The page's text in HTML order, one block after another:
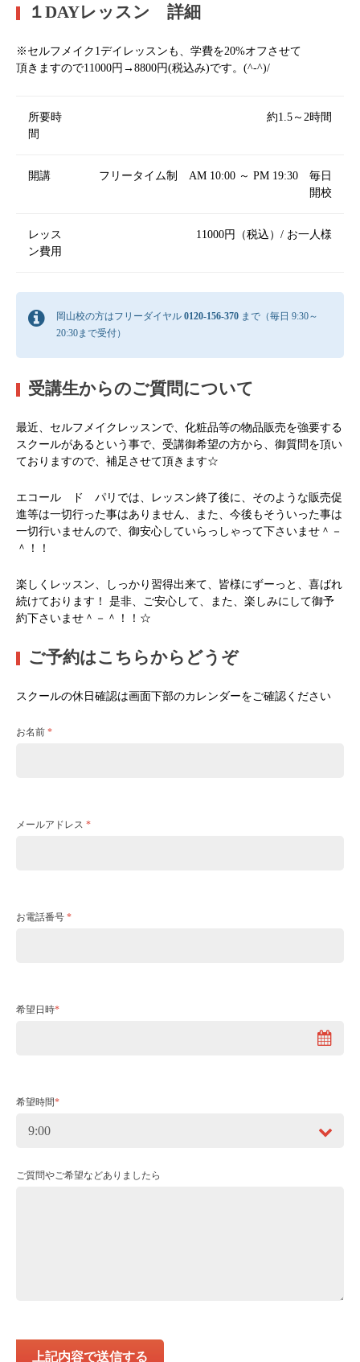
１DAYレッスン 詳細
※セルフメイク1デイレッスンも、学費を20%オフさせて
頂きますので11000円→8800円(税込み)です。(^-^)/
所要時
間
約1.5～2時間
開講
フリータイム制 AM 10:00 ～ PM 19:30 毎日
開校
レッス
ン費用
11000円（税込）/ お一人様
岡山校の方はフリーダイヤル 0120-156-370 まで（毎日 9:30～
20:30まで受付）
受講生からのご質問について
最近、セルフメイクレッスンで、化粧品等の物品販売を強要する
スクールがあるという事で、受講御希望の方から、御質問を頂い
ておりますので、補足させて頂きます☆
エコール ド パリでは、レッスン終了後に、そのような販売促
進等は一切行った事はありません、また、今後もそういった事は
一切行いませんので、御安心していらっしゃって下さいませ＾－
＾！！
楽しくレッスン、しっかり習得出来て、皆様にずーっと、喜ばれ
続けております！ 是非、ご安心して、また、楽しみにして御予
約下さいませ＾－＾！！☆
ご予約はこちらからどうぞ
スクールの休日確認は画面下部のカレンダーをご確認ください
お名前 *
メールアドレス *
お電話番号 *
希望日時*
希望時間*
ご質問やご希望などありましたら